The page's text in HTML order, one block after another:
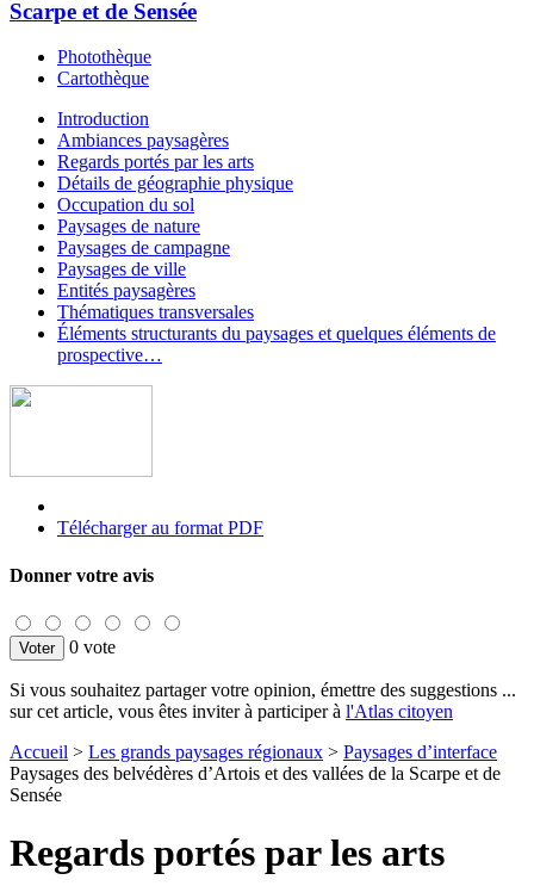
Scarpe et de Sensée
Photothèque
Cartothèque
Introduction
Ambiances paysagères
Regards portés par les arts
Détails de géographie physique
Occupation du sol
Paysages de nature
Paysages de campagne
Paysages de ville
Entités paysagères
Thématiques transversales
Éléments structurants du paysages et quelques éléments de
prospective…
Télécharger au format PDF
Donner votre avis
0 vote
Si vous souhaitez partager votre opinion, émettre des suggestions ...
sur cet article, vous êtes inviter à participer à l'Atlas citoyen
Accueil > Les grands paysages régionaux > Paysages d’interface
Paysages des belvédères d’Artois et des vallées de la Scarpe et de
Sensée
Regards portés par les arts